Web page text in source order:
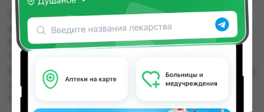
ГЕПАРИН 5000МЕ ФЛ №1 (ИНДИЯ) можно
купить или заказать в аптеках, Арча, Дорухона
РОМАШКА, Дорухона Сафина, Дорухонаи
Солим, Пойтахт Премиум по цене от 10.00 TJS до
225.00 TJS в Душанбе и других городах
Таджикистана